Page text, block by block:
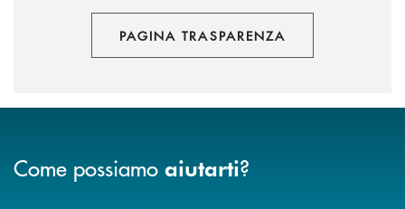
PAGINA TRASPARENZA
Come possiamo aiutarti?